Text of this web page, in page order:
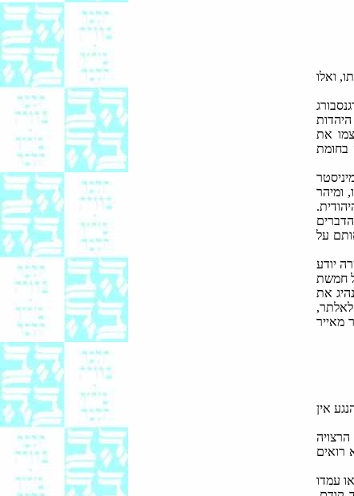
ואלו
את
בחומת
ומיהר
על
יודע
חמשת
את
מאייר
אין
רואים
עמדו